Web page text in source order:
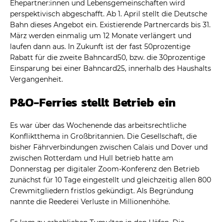
Ehepartner:innen und Lebensgemeinschaften wird
perspektivisch abgeschafft. Ab 1. April stellt die Deutsche
Bahn dieses Angebot ein. Existierende Partnercards bis 31.
März werden einmalig um 12 Monate verlängert und
laufen dann aus. In Zukunft ist der fast 50prozentige
Rabatt für die zweite Bahncard50, bzw. die 30prozentige
Einsparung bei einer Bahncard25, innerhalb des Haushalts
Vergangenheit.
P&O-Ferries stellt Betrieb ein
Es war über das Wochenende das arbeitsrechtliche
Konfliktthema in Großbritannien. Die Gesellschaft, die
bisher Fährverbindungen zwischen Calais und Dover und
zwischen Rotterdam und Hull betrieb hatte am
Donnerstag per digitaler Zoom-Konferenz den Betrieb
zunächst für 10 Tage eingestellt und gleichzeitig allen 800
Crewmitgliedern fristlos gekündigt. Als Begründung
nannte die Reederei Verluste in Millionenhöhe.